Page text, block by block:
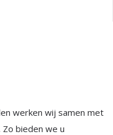
werken wij samen met
bieden we u